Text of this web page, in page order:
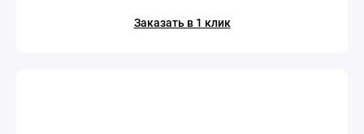
Заказать в 1 клик